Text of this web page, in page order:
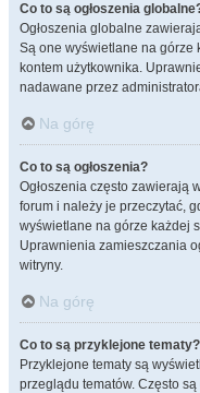
Co to są ogłoszenia
Ogłoszenia globalne
Są one wyświetlane na górze
kontem użytkownika.
nadawane przez
Na górę
Co to są ogłoszenia?
Ogłoszenia często zawierają
forum i należy je przeczytać,
wyświetlane na górze każdej
Uprawnienia zamieszczania
witryny.
Na górę
Co to są przyklejone tematy?
Przyklejone tematy są
przeglądu tematów. Często